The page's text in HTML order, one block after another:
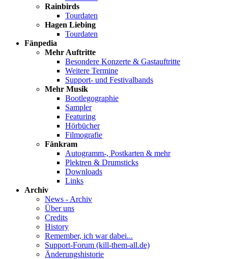
Rainbirds
Tourdaten
Hagen Liebing
Tourdaten
Fänpedia
Mehr Auftritte
Besondere Konzerte & Gastauftritte
Weitere Termine
Support- und Festivalbands
Mehr Musik
Bootlegographie
Sampler
Featuring
Hörbücher
Filmografie
Fänkram
Autogramm-, Postkarten & mehr
Plektren & Drumsticks
Downloads
Links
Archiv
News - Archiv
Über uns
Credits
History
Remember, ich war dabei...
Support-Forum (kill-them-all.de)
Änderungshistorie